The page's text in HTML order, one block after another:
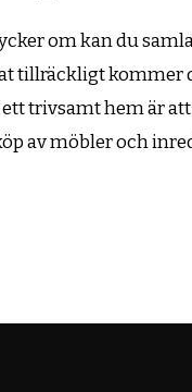
om kan du
tillräckligt kommer
trivsamt hem är
av möbler och